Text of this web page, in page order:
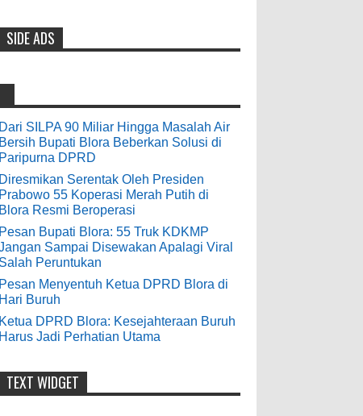
Diresmikan Serentak Oleh Presiden
Pesan Bupati Blora: 55 Truk KDKMP
Jangan Sampai Disewakan Apalagi
Viral Salah Peruntukan
0 5-10-2026
Experience our great mix of slots,
table games 제주 출장안마 and video
Anonymous:
9-28-2020
bolehkah kami study banding
di akir bulan oktober 2020 ini ?
Anonymous:
Mudah mudahan dengan jalan
yang baik bisa meningkatkan ekonomi
masyarakat sekitar. Amin
Anonymous:
7-21-2019
honorer
SIDE ADS
Dari SILPA 90 Miliar Hingga Masalah Air
Bersih Bupati Blora Beberkan Solusi di
Paripurna DPRD
Diresmikan Serentak Oleh Presiden
Prabowo 55 Koperasi Merah Putih di
Blora Resmi Beroperasi
Pesan Bupati Blora: 55 Truk KDKMP
Sampai Disewakan Apalagi Viral
Salah Peruntukan
Pesan Menyentuh Ketua DPRD Blora di
Hari Buruh
Ketua DPRD Blora: Kesejahteraan Buruh
Harus Jadi Perhatian Utama
TEXT WIDGET